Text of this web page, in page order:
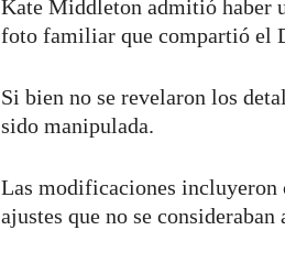
Kate Middleton admitió haber
foto familiar que compartió el
Si bien no se revelaron los
sido manipulada.
Las modificaciones
ajustes que no se